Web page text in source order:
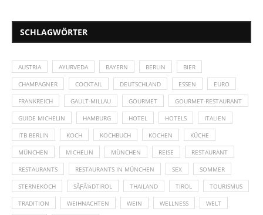
SCHLAGWÖRTER
AUSTRIA AYURVEDA BAYERN BERLIN BIER
CHAMPAGNER COCKTAIL DEUTSCHLAND ESSEN EURO
FRANKREICH GAULT-MILLAU GOURMET GOURMET-RESTAURANT
GUIDE MICHELIN HAMBURG HOTEL HOTELS ITALIEN
ITB BERLIN KOCH KOCHBUCH KOCHEN KÜCHE
MÜNCHEN MICHELIN MÜNCHEN REISE RESTAURANT
RESTAURANTS RESTAURANTS IN MÜNCHEN SEX SOMMER
STERNEKOCH SÃƑÂ¼DTIROL THAILAND TIROL TOURISMUS
TRADITION WEIHNACHTEN WEIN WELLNESS WELT